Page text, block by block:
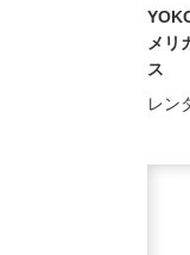
メリ
ス
レン